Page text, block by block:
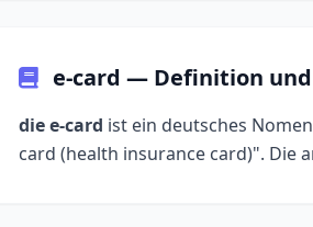
e-card — Definition
die e-card ist ein deutsches